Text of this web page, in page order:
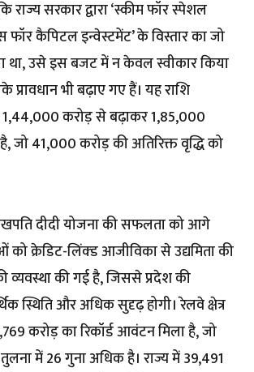
राज्य सरकार द्वारा ‘स्कीम फॉर स्पेशल
कैपिटल इन्वेस्टमेंट’ के विस्तार का जो
था, उसे इस बजट में न केवल स्वीकार किया
भी बढ़ाए गए हैं। यह राशि
करोड़ से बढ़ाकर ₹1,85,000
जो ₹41,000 करोड़ की अतिरिक्त वृद्धि को
दीदी योजना की सफलता को आगे
को क्रेडिट-लिंक्ड आजीविका से उद्यमिता की
व्यवस्था की गई है, जिससे प्रदेश की
स्थिति और अधिक सुदृढ़ होगी। रेलवे क्षेत्र
करोड़ का रिकॉर्ड आवंटन मिला है, जो
में 26 गुना अधिक है। राज्य में ₹39,491